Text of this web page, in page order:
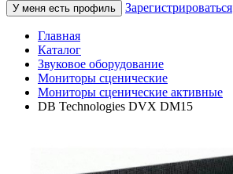
У меня есть профиль
Зарегистрироваться
Главная
Каталог
Звуковое оборудование
Мониторы сценические
Мониторы сценические активные
DB Technologies DVX DM15